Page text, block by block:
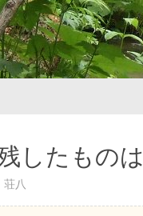
したものは
荘八